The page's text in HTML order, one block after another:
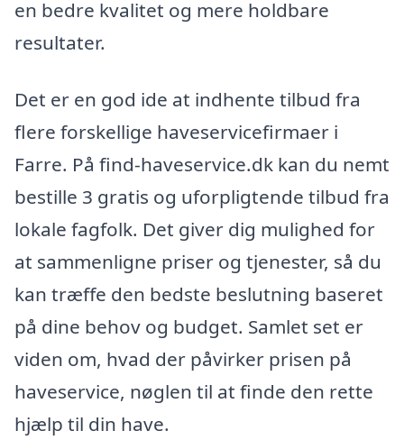
en bedre kvalitet og mere holdbare
resultater.
Det er en god ide at indhente tilbud fra
flere forskellige haveservicefirmaer i
Farre. På find-haveservice.dk kan du nemt
bestille 3 gratis og uforpligtende tilbud fra
lokale fagfolk. Det giver dig mulighed for
at sammenligne priser og tjenester, så du
kan træffe den bedste beslutning baseret
på dine behov og budget. Samlet set er
viden om, hvad der påvirker prisen på
haveservice, nøglen til at finde den rette
hjælp til din have.